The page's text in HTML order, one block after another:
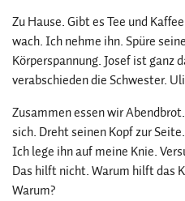
Zu Hause. Gibt es Tee und
wach. Ich nehme ihn. Spüre
Körperspannung. Josef ist ganz
verabschieden die Schwester.
Zusammen essen wir
sich. Dreht seinen Kopf zur
Ich lege ihn auf meine Knie.
Das hilft nicht. Warum hilft das
Warum?